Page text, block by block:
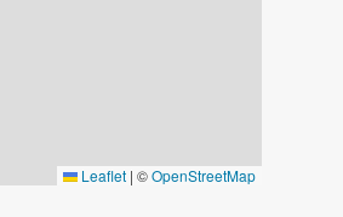
Leaflet | ©OpenStreetMap